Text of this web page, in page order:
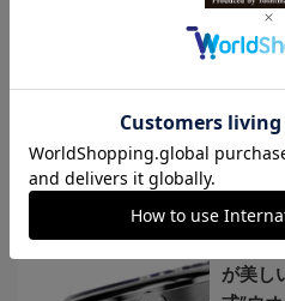
60年
スタ
＞＞＞もっと見る
日本未上陸ブランド
まるで
が美し